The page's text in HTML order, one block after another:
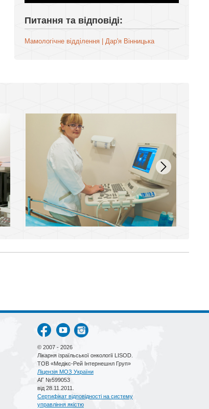
Питання та відповіді:
Мамологічне відділення | Дар'я Вінницька
© 2007 - 2026
Лікарня ізраїльської онкології LISOD.
ТОВ «Медікс-Рей Інтернешнл Груп»
Ліцензія МОЗ України
АГ №599053
від 28.11.2011.
Сертифікат відповідності на систему
управління якістю